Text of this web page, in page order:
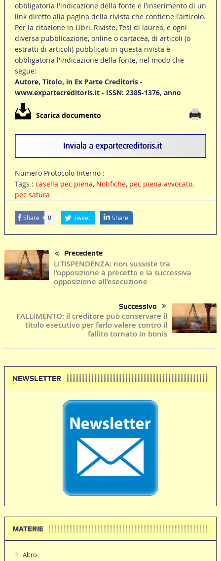
obbligatoria l'indicazione della fonte e l'inserimento di un
link diretto alla pagina della rivista che contiene l'articolo.
Per la citazione in Libri, Riviste, Tesi di laurea, e ogni
diversa pubblicazione, online o cartacea, di articoli (o
estratti di articoli) pubblicati in questa rivista è
obbligatoria l'indicazione della fonte, nel modo che
segue:
Autore, Titolo, in Ex Parte Creditoris -
www.expartecreditoris.it - ISSN: 2385-1376, anno
Scarica documento
Numero Protocolo Interno :
Tags : casella pec piena, Notifiche, pec piena avvocato,
pec satura
Share 0 Tweet Share
Precedente
LITISPENDENZA: non sussiste tra
l’opposizione a precetto e la successiva
opposizione all’esecuzione
Successivo
FALLIMENTO: il creditore può conservare il
titolo esecutivo per farlo valere contro il
fallito tornato in bonis
NEWSLETTER
MATERIE
Altro